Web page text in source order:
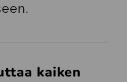
kaiken